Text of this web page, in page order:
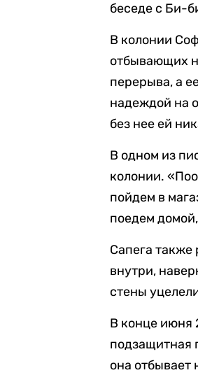
беседе с Би-
В колонии
отбывающих
перерыва, а
надеждой на
без нее ей
В одном из
колонии.
пойдем в
поедем
Сапега также
внутри,
стены
В конце июня
подзащитная
она отбывает